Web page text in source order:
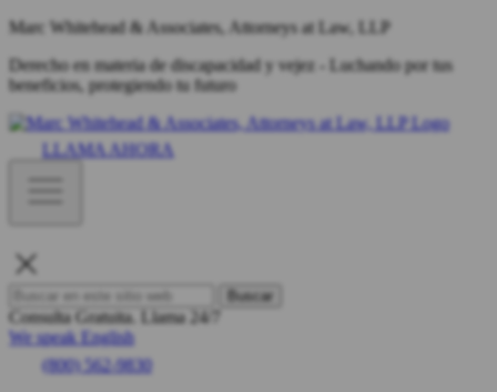
Marc Whitehead & Associates, Attorneys at Law, LLP
Derecho en materia de discapacidad y vejez - Luchando por tus
beneficios, protegiendo tu futuro
LLAMA AHORA
Buscar
Consulta Gratuita.
Llama 24/7
We speak English
(800) 562-9830